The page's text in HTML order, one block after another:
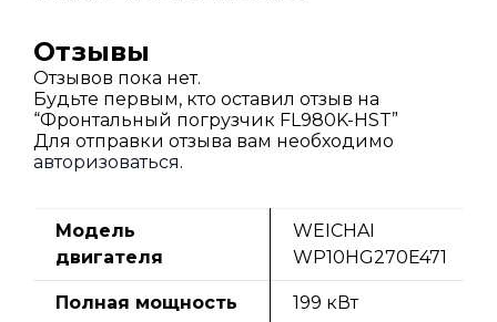
Отзывы
Отзывов пока нет.
Будьте первым, кто оставил отзыв на
“Фронтальный погрузчик FL980K-HST”
Для отправки отзыва вам необходимо
авторизоваться.
Модель
двигателя
WEICHAI
WP10HG270E471
Полная мощность 199 кВт